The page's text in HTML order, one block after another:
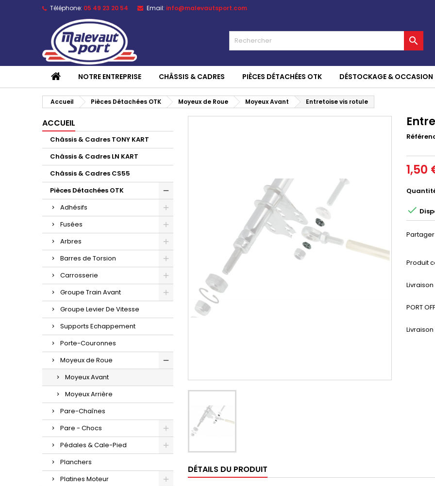
Téléphone: 05 49 23 20 54 Email: info@malevautsport.com

NOTRE ENTREPRISE CHÂSSIS & CADRES PIÈCES DÉTACHÉES OTK DÉSTOCKAGE & OCCASION
Accueil Pièces Détachées OTK Moyeux de Roue Moyeux Avant Entretoise vis rotule
ACCUEIL
Châssis & Cadres TONY KART
Châssis & Cadres LN KART
Châssis & Cadres CS55
Pièces Détachées OTK
Adhésifs
Fusées
Arbres
Barres de Torsion
Carrosserie
Groupe Train Avant
Groupe Levier De Vitesse
Supports Echappement
Porte-Couronnes
Moyeux de Roue
Moyeux Avant
Moyeux Arrière
Pare-Chaînes
Pare - Chocs
Pédales & Cale-Pied
Planchers
Platines Moteur
1,50

Partager
Produit
PORT
DÉTAILS DU PRODUIT